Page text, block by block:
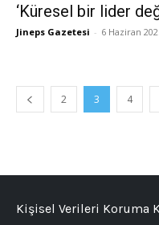
‘Küresel bir lider
Jineps Gazetesi - 6 Haziran
2 3 4
Kişisel Verileri Koruma